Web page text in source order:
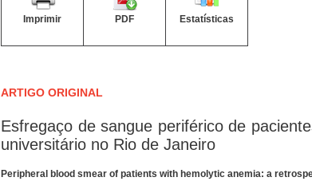
Imprimir PDF Estatísticas
ARTIGO ORIGINAL
Esfregaço de sangue periférico de
universitário no Rio de Janeiro
Peripheral blood smear of patients with hemolytic anemia: a